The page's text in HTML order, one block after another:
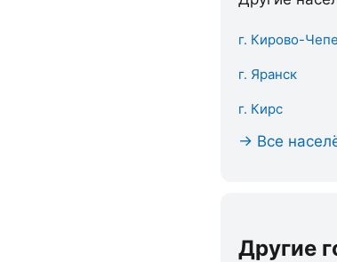
г. Кирово-
г. Яранск
г. Кирс
→ Все
Другие